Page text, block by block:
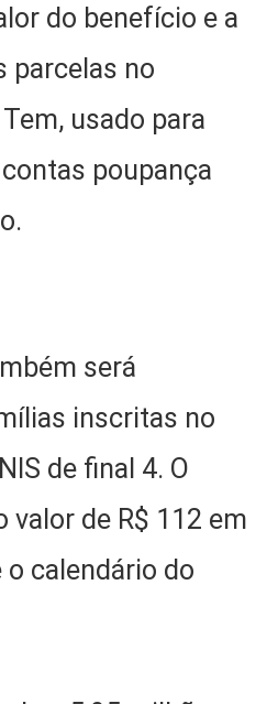
do benefício e a
parcelas no
usado para
poupança
será
inscritas no
de final 4. O
valor de R$ 112 em
calendário do